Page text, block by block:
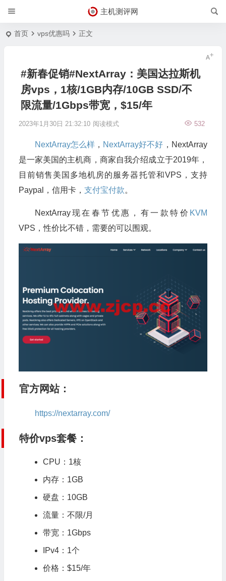
主机测评网
首页 vps优惠吗 正文
#新春促销#NextArray：美国达拉斯机
房vps，1核/1GB内存/10GB SSD/不
限流量/1Gbps带宽，$15/年
2023年1月30日 21:32:10 532
阅读模式
NextArray怎么样， NextArray好不好 ，NextArray
是一家美国的主机商，商家自我介绍成立于2019年，
目前销售美国多地机房的服务器托管和VPS，支持
Paypal，信用卡， 支付宝付款。
NextArray现在春节优惠，有一款特价 KVM
VPS，性价比不错，需要的可以围观。
官方网站：
https://nextarray.com/
特价vps套餐：
CPU：1核
内存：1GB
硬盘：10GB
流量：不限/月
带宽： 1Gbps
IPv4：1个
价格：$15/年